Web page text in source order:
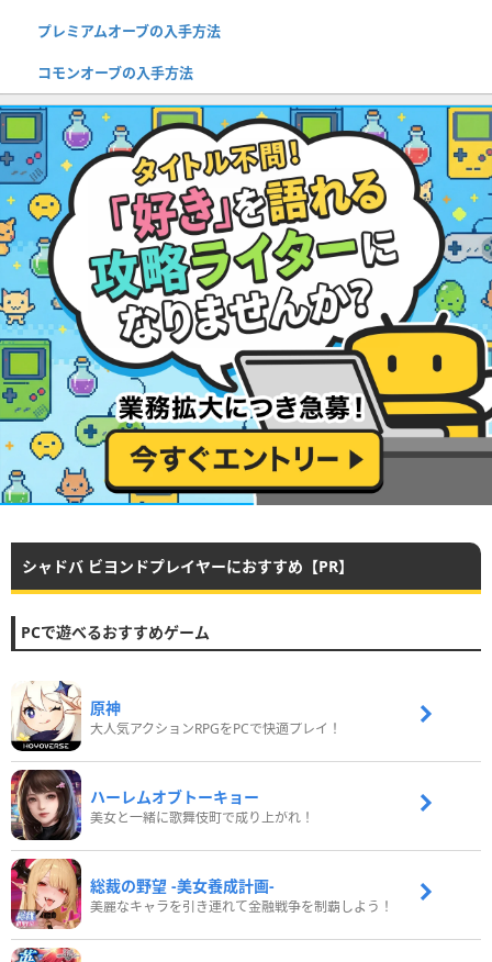
プレミアムオーブの入手方法
コモンオーブの入手方法
シャドバ ビヨンドプレイヤーにおすすめ【PR】
PCで遊べるおすすめゲーム
原神
大人気アクションRPGをPCで快適プレイ！
ハーレムオブトーキョー
美女と一緒に歌舞伎町で成り上がれ！
総裁の野望 -美女養成計画-
美麗なキャラを引き連れて金融戦争を制覇しよう！